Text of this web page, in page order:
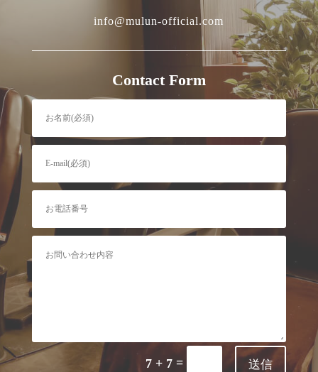
info@mulun-official.com
Contact Form
7 + 7 = 送信